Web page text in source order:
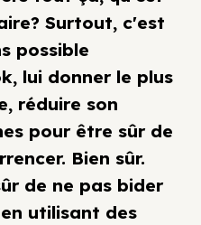
Surtout, c'est
possible
lui donner le plus
réduire son
pour être sûr de
Bien sûr.
de ne pas bider
utilisant des